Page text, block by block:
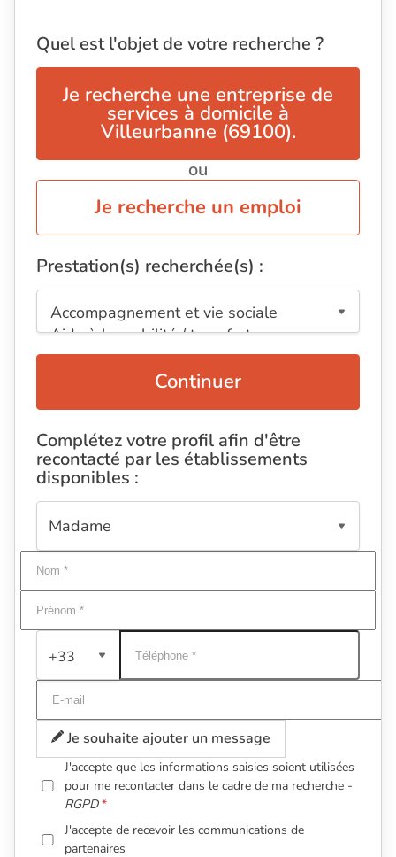
Quel est l'objet de votre recherche ?
Je recherche une entreprise de
services à domicile à
Villeurbanne (69100).
ou
Je recherche un emploi
Prestation(s) recherchée(s) :
Continuer
Complétez votre profil afin d'être
recontacté par les établissements
disponibles :
+33
Je souhaite ajouter un message
J'accepte que les informations saisies soient utilisées
pour me recontacter dans le cadre de ma recherche -
RGPD
J'accepte de recevoir les communications de
partenaires